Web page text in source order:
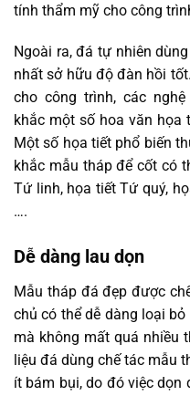
tính thẩm mỹ cho công
Ngoài ra, đá tự nhiên
nhất sở hữu độ đàn hồi
cho công trình, các
khắc một số hoa văn họa
Một số họa tiết phổ biến
khắc mẫu tháp để cốt có
Tứ linh, họa tiết Tứ quý,
….
Dễ dàng lau dọn
Mẫu tháp đá đẹp được
chủ có thể dễ dàng loại
mà không mất quá nhiều
liệu đá dùng chế tác mẫu
ít bám bụi, do đó việc dọn